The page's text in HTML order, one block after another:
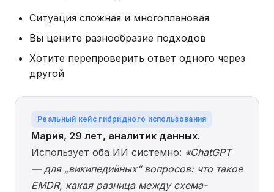
Ситуация сложная и многоплановая
Вы цените разнообразие подходов
Хотите перепроверить ответ одного через
другой
Реальный кейс гибридного использования
Мария, 29 лет, аналитик данных.
Использует оба ИИ системно: «ChatGPT
— для „википедийных“ вопросов: что такое
EMDR, какая разница между схема-